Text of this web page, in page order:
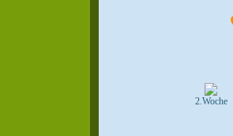
2.Woche